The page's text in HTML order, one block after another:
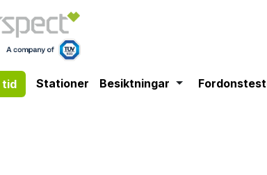
tid Stationer Besiktningar
Besiktningar Toggle dropdown